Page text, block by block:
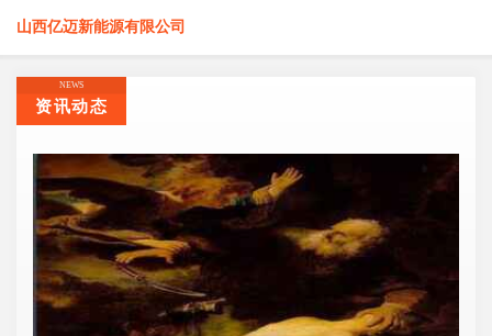
山西亿迈新能源有限公司
NEWS
资讯动态